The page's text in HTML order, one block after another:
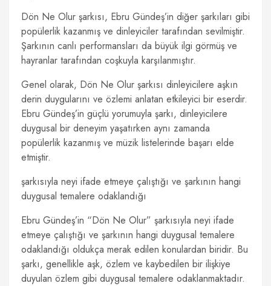
Dön Ne Olur şarkısı, Ebru Gündeş’in diğer şarkıları gibi
popülerlik kazanmış ve dinleyiciler tarafından sevilmiştir.
Şarkının canlı performansları da büyük ilgi görmüş ve
hayranlar tarafından coşkuyla karşılanmıştır.
Genel olarak, Dön Ne Olur şarkısı dinleyicilere aşkın
derin duygularını ve özlemi anlatan etkileyici bir eserdir.
Ebru Gündeş’in güçlü yorumuyla şarkı, dinleyicilere
duygusal bir deneyim yaşatırken aynı zamanda
popülerlik kazanmış ve müzik listelerinde başarı elde
etmiştir.
şarkısıyla neyi ifade etmeye çalıştığı ve şarkının hangi
duygusal temalere odaklandığı
Ebru Gündeş’in “Dön Ne Olur” şarkısıyla neyi ifade
etmeye çalıştığı ve şarkının hangi duygusal temalere
odaklandığı oldukça merak edilen konulardan biridir. Bu
şarkı, genellikle aşk, özlem ve kaybedilen bir ilişkiye
duyulan özlem gibi duygusal temalere odaklanmaktadır.